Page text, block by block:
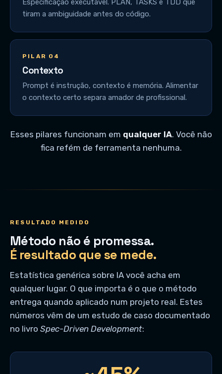
Especificação executável. PLAN, TASKS e TDD que
tiram a ambiguidade antes do código.
PILAR 04
Contexto
Prompt é instrução, contexto é memória. Alimentar
o contexto certo separa amador de profissional.
Esses pilares funcionam em qualquer IA. Você não
fica refém de ferramenta nenhuma.
RESULTADO MEDIDO
Método não é promessa.
É resultado que se mede.
Estatística genérica sobre IA você acha em
qualquer lugar. O que importa é o que o método
entrega quando aplicado num projeto real. Estes
números vêm de um estudo de caso documentado
no livro Spec-Driven Development: